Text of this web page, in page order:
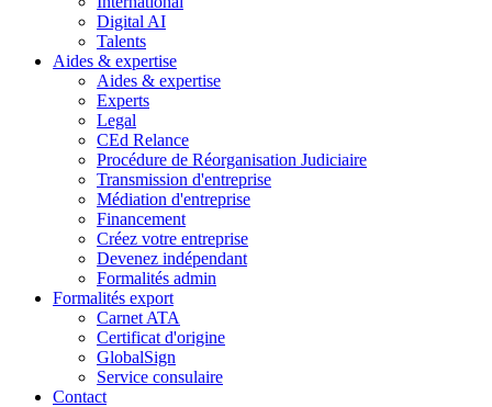
Digital AI
Talents
Aides & expertise
Aides & expertise
Experts
Legal
CEd Relance
Procédure de Réorganisation Judiciaire
Transmission d'entreprise
Médiation d'entreprise
Financement
Créez votre entreprise
Devenez indépendant
Formalités admin
Formalités export
Carnet ATA
Certificat d'origine
GlobalSign
Service consulaire
Contact